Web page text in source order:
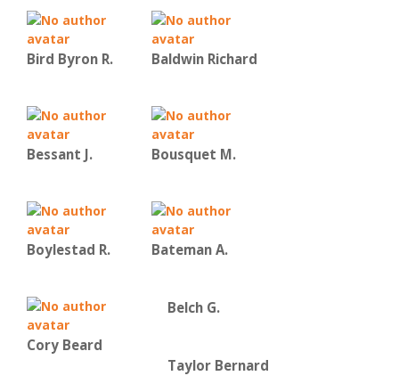
Bird Byron R. Baldwin Richard
Bessant J. Bousquet M.
Boylestad R. Bateman Α.
Cory Beard
Belch G.
Taylor Bernard